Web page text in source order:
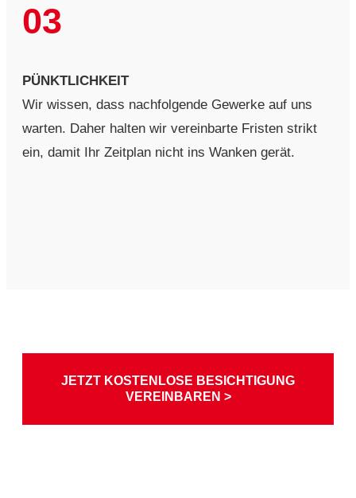
03
PÜNKTLICHKEIT
Wir wissen, dass nachfolgende Gewerke auf uns
warten. Daher halten wir vereinbarte Fristen strikt
ein, damit Ihr Zeitplan nicht ins Wanken gerät.
JETZT KOSTENLOSE BESICHTIGUNG
VEREINBAREN >